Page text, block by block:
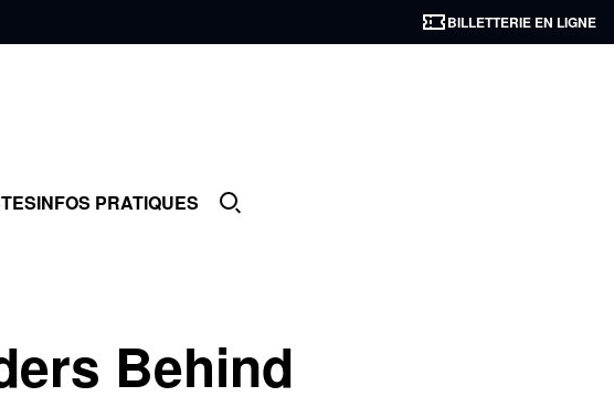
BILLETTERIE EN LIGNE
INFOS PRATIQUES
Behind